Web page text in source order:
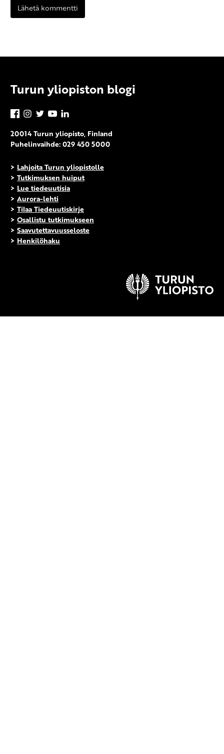
Turun yliopiston blogi
Facebook
Instagram
TwitterYouTube
20014 Turun yliopisto, Finland
Puhelinvaihde: 029 450 5000
> Lahjoita Turun yliopistolle
> Tutkimuksen huiput
> Lue tiedeuutisia
> Aurora-lehti
> Tilaa Tiedeuutiskirje
> Osallistu tutkimukseen
> Saavutettavuusseloste
> Henkilöhaku